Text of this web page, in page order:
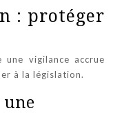
: protéger
vigilance accrue
à la législation.